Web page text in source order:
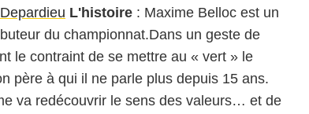
L'histoire : Maxime Belloc est un
du championnat.Dans un geste de
le contraint de se mettre au « vert » le
père à qui il ne parle plus depuis 15 ans.
va redécouvrir le sens des valeurs… et de